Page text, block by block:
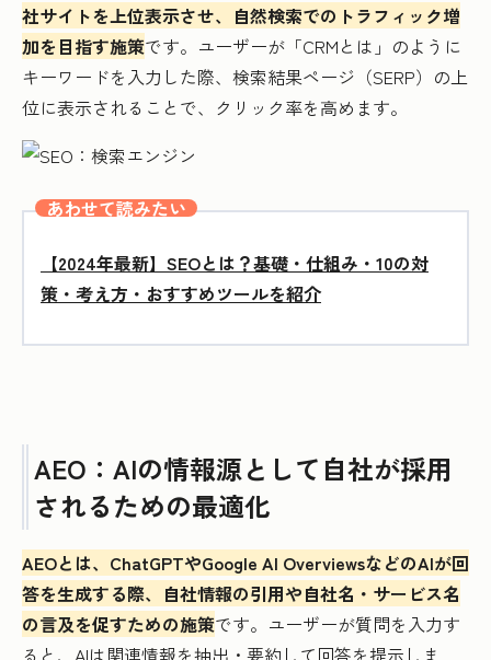
社サイトを上位表示させ、自然検索でのトラフィック増
加を目指す施策です。ユーザーが「CRMとは」のように
キーワードを入力した際、検索結果ページ（SERP）の上
位に表示されることで、クリック率を高めます。
あわせて読みたい
【2024年最新】SEOとは？基礎・仕組み・10の対
策・考え方・おすすめツールを紹介
AEO：AIの情報源として自社が採用
されるための最適化
AEOとは、ChatGPTやGoogle AI OverviewsなどのAIが回
答を生成する際、自社情報の引用や自社名・サービス名
の言及を促すための施策です。ユーザーが質問を入力す
ると、AIは関連情報を抽出・要約して回答を提示しま